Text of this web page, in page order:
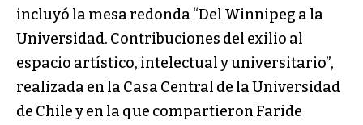
incluyó la mesa redonda “Del Winnipeg a la
Universidad. Contribuciones del exilio al
espacio artístico, intelectual y universitario”,
realizada en la Casa Central de la Universidad
de Chile y en la que compartieron Faride